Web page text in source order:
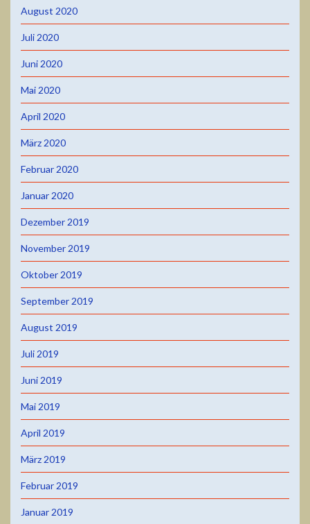
August 2020
Juli 2020
Juni 2020
Mai 2020
April 2020
März 2020
Februar 2020
Januar 2020
Dezember 2019
November 2019
Oktober 2019
September 2019
August 2019
Juli 2019
Juni 2019
Mai 2019
April 2019
März 2019
Februar 2019
Januar 2019